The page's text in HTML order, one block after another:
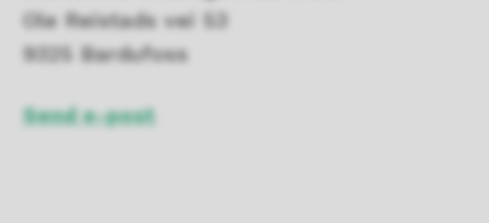
Ole Reistads vei 53
9325 Bardufoss
Send e-post